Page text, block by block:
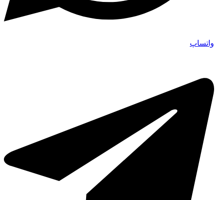
واتساپ